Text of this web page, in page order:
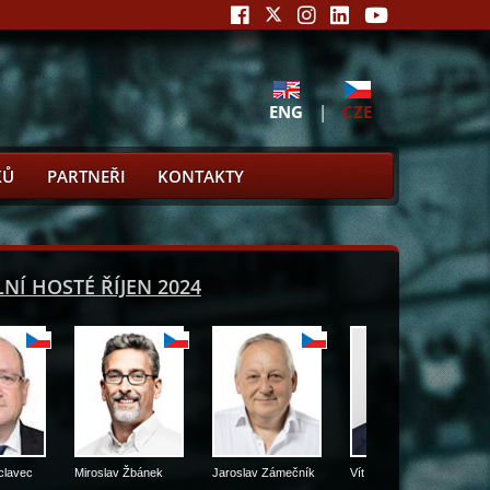
ENG | CZE
PARTNEŘI KONTAKTY
HOSTÉ ŘÍJEN 2024
Jaroslav Zámečník Vít Kaňkovský Vítězslav Schrek